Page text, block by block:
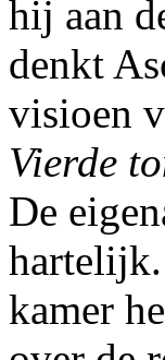
hij aan
denkt
visioen
Vierde
De
kamer